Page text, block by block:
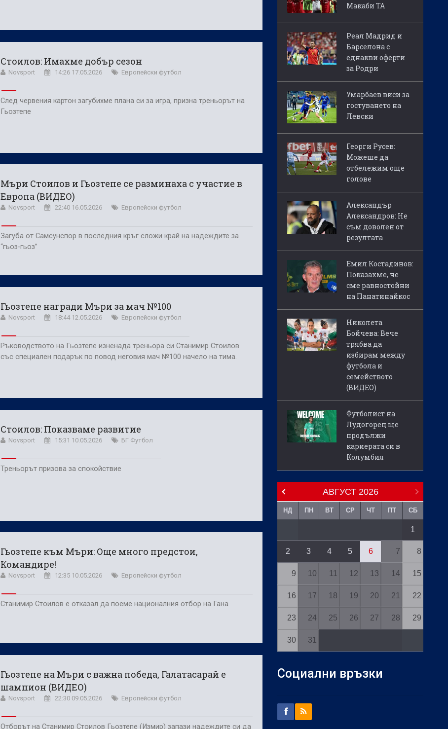
Стоилов: Имахме добър сезон
Novsport 14:26 17.05.2026 Европейски футбол
След червения картон загубихме плана си за игра, призна треньорът на
Гьозтепе
Мъри Стоилов и Гьозтепе се разминаха с участие в
Европа (ВИДЕО)
Novsport 22:40 16.05.2026 Европейски футбол
Загуба от Самсунспор в последния кръг сложи край на надеждите за
“гьоз-гьоз”
Гьозтепе награди Мъри за мач №100
Novsport 18:44 12.05.2026 Европейски футбол
Ръководството на Гьозтепе изненада треньора си Станимир Стоилов
със специален подарък по повод неговия мач №100 начело на тима.
Стоилов: Показваме развитие
Novsport 15:31 10.05.2026 БГ Футбол
Треньорът призова за спокойствие
Гьозтепе към Мъри: Още много предстои,
Командире!
Novsport 12:35 10.05.2026 Европейски футбол
Станимир Стоилов е отказал да поеме националния отбор на Гана
Гьозтепе на Мъри с важна победа, Галатасарай е
шампион (ВИДЕО)
Novsport 22:30 09.05.2026 Европейски футбол
Отборът на Станимир Стоилов Гьозтепе (Измир) запази надеждите си да
Макаби ТА
Реал Мадрид и
Барселона с
еднакви оферти
за Родри
Умарбаев виси за
гостуването на
Левски
Георги Русев:
Можеше да
отбележим още
голове
Александър
Александров: Не
съм доволен от
резултата
Емил Костадинов:
Показахме, че
сме равностойни
на Панатинайкос
Николета
Бойчева: Вече
трябва да
избирам между
футбола и
семейството
(ВИДЕО)
Футболист на
Лудогорец ще
продължи
кариерата си в
Колумбия
АВГУСТ 2026
НД ПН ВТ СР ЧТ ПТ СБ
1
2 3 4 5 6 7 8
9 10 11 12 13 14 15
16 17 18 19 20 21 22
23 24 25 26 27 28 29
30 31
Социални връзки